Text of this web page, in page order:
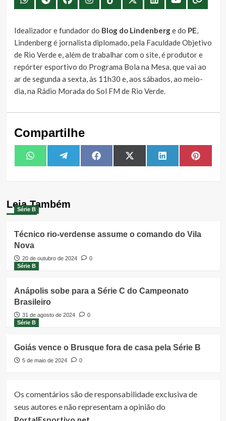
Idealizador e fundador do Blog do Lindenberge do PE,
Lindenberg é jornalista diplomado, pela Faculdade Objetivo
de Rio Verde e, além de trabalhar com o site, é produtor e
repórter esportivo do Programa Bola na Mesa, que vai ao
ar de segunda a sexta, às 11h30 e, aos sábados, ao meio-
dia, na Rádio Morada do Sol FM de Rio Verde.
Compartilhe
Share
on
WhatsAppShare
on
TelegramShare
on
FacebookShare
on
X
(Twitter)
Share
on
LinkedIn Share
on
Leia Também
Série B
Técnico rio-verdense assume o comando do Vila
Nova
20 de outubro de 2024
0
Série B
Anápolis sobe para a Série C do Campeonato
Brasileiro
31 de agosto de 2024
0
Série B
Goiás vence o Brusque fora de casa pela Série B
5 de maio de 2024 0
Os comentários são de responsabilidade exclusiva de
seus autores e não representam a opinião do